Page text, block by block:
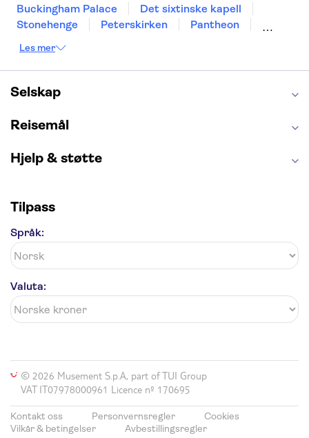
Buckingham Palace
Det sixtinske kapell
Stonehenge
Peterskirken
Pantheon
Burj Khalifa
Alcatraz
Alhambra
Harry Potter Studios
Anne Franks hus
Blue Lagoon
Les mer
Selskap
Reisemål
Hjelp & støtte
Tilpass
Språk:
Valuta:
© 2026 Musement S.p.A, part of TUI Group
VAT IT07978000961 Licence nº 170695
Kontakt oss Personvernsregler
Cookies
Vilkår & betingelser
Avbestillingsregler